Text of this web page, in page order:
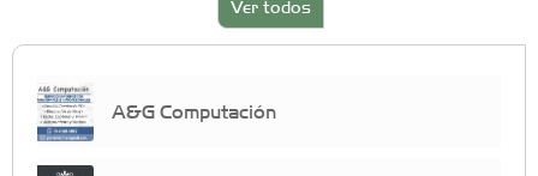
Ver todos
A&G Computación